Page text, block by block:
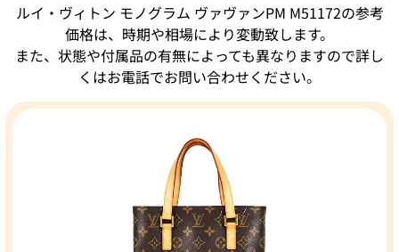
ルイ・ヴィトン モノグラム ヴァヴァンPM M51172の参考
価格は、時期や相場により変動致します。
また、状態や付属品の有無によっても異なりますので詳し
くはお電話でお問い合わせください。